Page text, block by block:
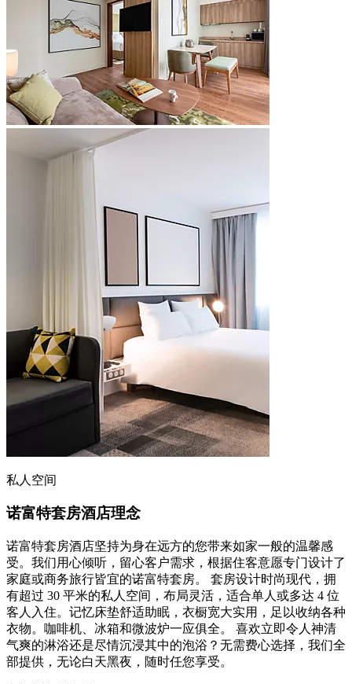
私人空间
诺富特套房酒店理念
诺富特套房酒店坚持为身在远方的您带来如家一般的温馨感
受。我们用心倾听，留心客户需求，根据住客意愿专门设计了
家庭或商务旅行皆宜的诺富特套房。 套房设计时尚现代，拥
有超过 30 平米的私人空间，布局灵活，适合单人或多达 4 位
客人入住。记忆床垫舒适助眠，衣橱宽大实用，足以收纳各种
衣物。咖啡机、冰箱和微波炉一应俱全。 喜欢立即令人神清
气爽的淋浴还是尽情沉浸其中的泡浴？无需费心选择，我们全
部提供，无论白天黑夜，随时任您享受。